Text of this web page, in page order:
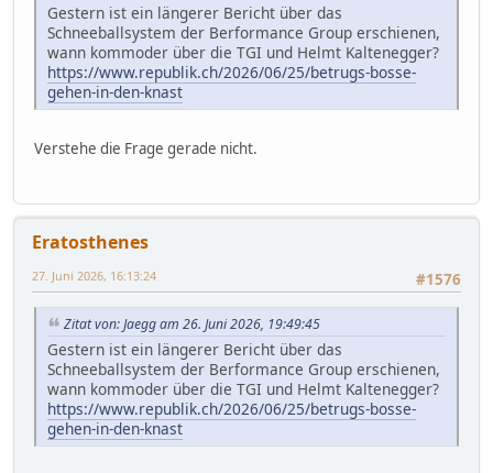
Gestern ist ein längerer Bericht über das
Schneeballsystem der Berformance Group erschienen,
wann kommoder über die TGI und Helmt Kaltenegger?
https://www.republik.ch/2026/06/25/betrugs-bosse-
gehen-in-den-knast
Verstehe die Frage gerade nicht.
Eratosthenes
#1576
27. Juni 2026, 16:13:24
Zitat von: Jaegg am 26. Juni 2026, 19:49:45
Gestern ist ein längerer Bericht über das
Schneeballsystem der Berformance Group erschienen,
wann kommoder über die TGI und Helmt Kaltenegger?
https://www.republik.ch/2026/06/25/betrugs-bosse-
gehen-in-den-knast